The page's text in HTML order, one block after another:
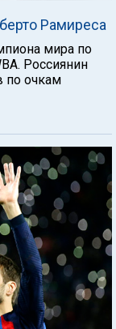
Рамиреса
мира по
Россиянин
по очкам